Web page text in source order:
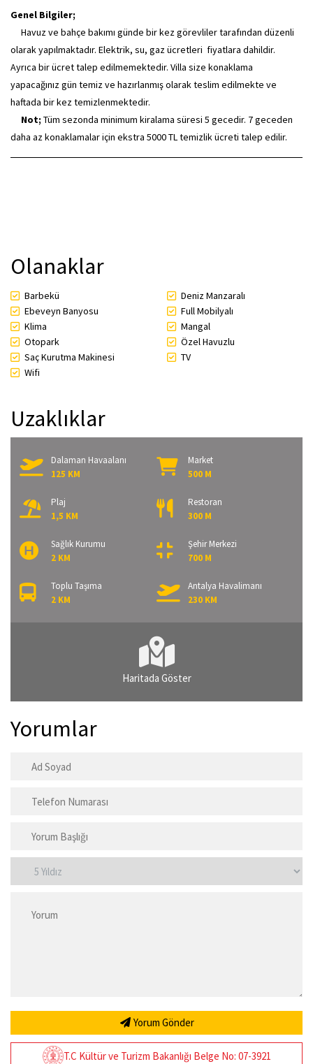
Genel Bilgiler;
Havuz ve bahçe bakımı günde bir kez görevliler tarafından düzenli
olarak yapılmaktadır. Elektrik, su, gaz ücretleri fiyatlara dahildir.
Ayrıca bir ücret talep edilmemektedir. Villa size konaklama
yapacağınız gün temiz ve hazırlanmış olarak teslim edilmekte ve
haftada bir kez temizlenmektedir.
Not; Tüm sezonda minimum kiralama süresi 5 gecedir. 7 geceden
daha az konaklamalar için ekstra 5000 TL temizlik ücreti talep edilir.
Olanaklar
Barbekü
Deniz Manzaralı
Ebeveyn Banyosu
Full Mobilyalı
Klima
Mangal
Otopark
Özel Havuzlu
Saç Kurutma Makinesi
TV
Wifi
Uzaklıklar
Dalaman Havaalanı
125 KM
Market
500 M
Plaj
1,5 KM
Restoran
300 M
Sağlık Kurumu
2 KM
Şehir Merkezi
700 M
Toplu Taşıma
2 KM
Antalya Havalimanı
230 KM
Haritada Göster
Yorumlar
Yorum Gönder
T.C Kültür ve Turizm Bakanlığı Belge No: 07-3921